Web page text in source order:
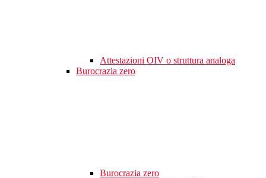
Attestazioni OIV o struttura analoga
Burocrazia zero
Burocrazia zero